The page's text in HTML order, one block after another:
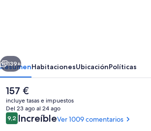
Siguiente
139+
ResumenHabitacionesUbicaciónPolíticas
El
precio
actual
es
de
157 €
incluye tasas e impuestos
Del 23 ago al 24 ago
Comentarios
9,29,2 de 10
IncreíbleVer 1009 comentarios